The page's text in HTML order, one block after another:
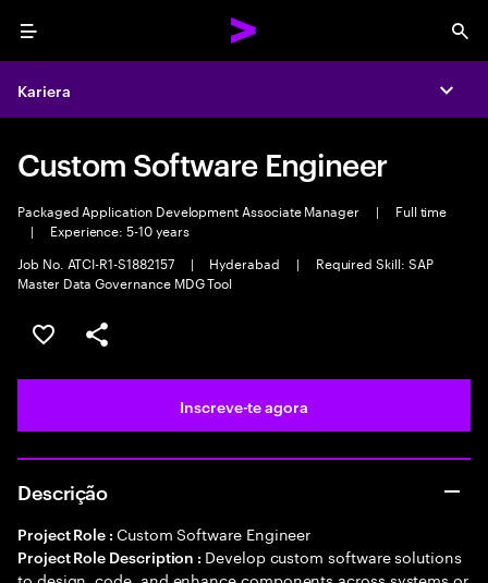
Menu
Kariera
Custom Software Engineer
Packaged Application Development Associate Manager |
Full time
|
Experience: 5-10 years
Job No. ATCI-R1-S1882157
| Hyderabad |
Required Skill: SAP
Master Data Governance MDG Tool
Guardar oportunidade
Partilhar
Inscreve-te agora
Descrição
Project Role : Custom Software Engineer
Project Role Description : Develop custom software solutions